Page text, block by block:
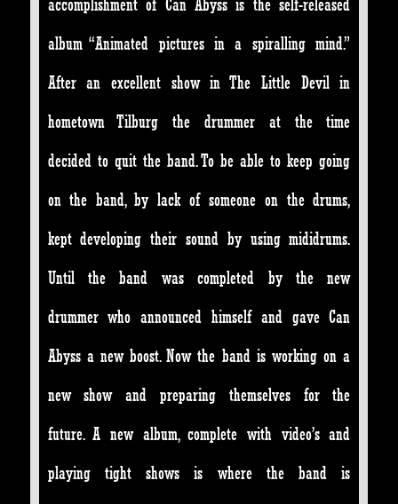
accomplishment of Can Abyss is the self-released
album “Animated pictures in a spiralling mind.”
After an excellent show in The Little Devil in
hometown Tilburg the drummer at the time
decided to quit the band. To be able to keep going
on the band, by lack of someone on the drums,
kept developing their sound by using mididrums.
Until the band was completed by the new
drummer who announced himself and gave Can
Abyss a new boost. Now the band is working on a
new show and preparing themselves for the
future. A new album, complete with video’s and
playing tight shows is where the band is